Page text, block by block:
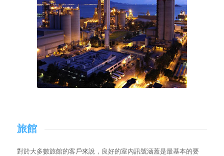
旅館
對於大多數旅館的客戶來說，良好的室內訊號涵蓋是最基本的要